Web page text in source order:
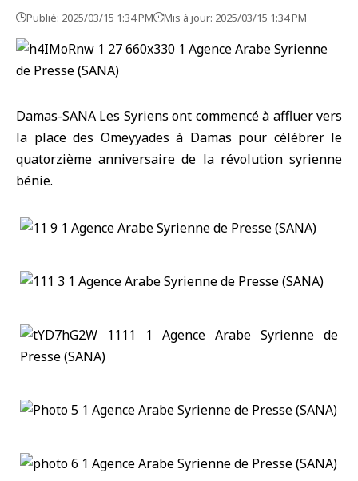
Publié: 2025/03/15 1:34 PM Mis à jour: 2025/03/15 1:34 PM
Damas-SANA Les Syriens ont commencé à affluer vers
la place des Omeyyades à Damas pour célébrer le
quatorzième anniversaire de la révolution syrienne
bénie.